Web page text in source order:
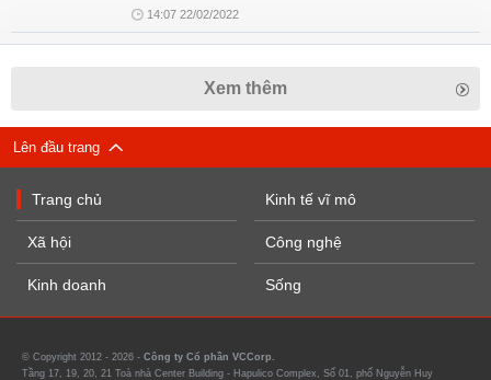
14:07 22/02/2022
Xem thêm
Lên đầu trang
Trang chủ
Xã hội
Kinh doanh
Kinh tế vĩ mô
Công nghệ
Sống
© Copyright 2012 - 2026 - Công ty Cổ phần VCCorp.
Tầng 17, 19, 20, 21 Toà nhà Center Building - Hapulico Complex, Số 01, phố Nguyễn Huy